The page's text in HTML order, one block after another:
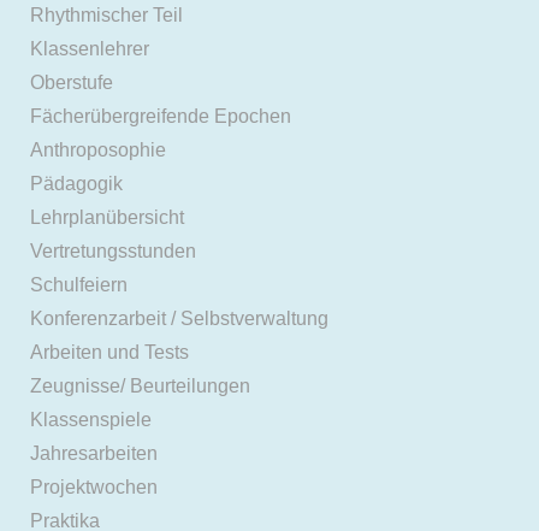
Rhythmischer Teil
Klassenlehrer
Oberstufe
Fächerübergreifende Epochen
Anthroposophie
Pädagogik
Lehrplanübersicht
Vertretungsstunden
Schulfeiern
Konferenzarbeit / Selbstverwaltung
Arbeiten und Tests
Zeugnisse/ Beurteilungen
Klassenspiele
Jahresarbeiten
Projektwochen
Praktika